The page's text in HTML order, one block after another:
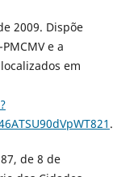
2009. Dispõe
e a
em
.
de 8 de